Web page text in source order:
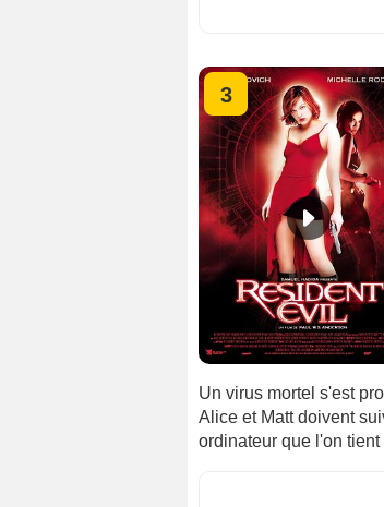
3
Un virus mortel s'est
Alice et Matt doivent
ordinateur que l'on